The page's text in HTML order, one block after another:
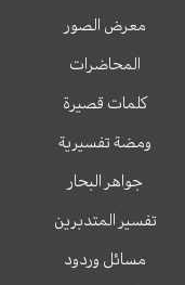
معرض الصور
المحاضرات
كلمات قصيرة
ومضة تفسيرية
جواهر البحار
تفسير المتدبرين
مسائل وردود